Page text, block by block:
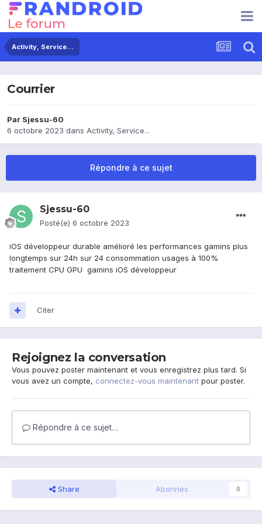
Activity, Service...
Courrier
Par Sjessu-60
6 octobre 2023 dans Activity, Service...
Répondre à ce sujet
Sjessu-60
Posté(e) 6 octobre 2023
iOS développeur durable amélioré les performances gamins plus
longtemps sur 24h sur 24 consommation usages à 100%
traitement CPU GPU gamins iOS développeur
Citer
Rejoignez la conversation
Vous pouvez poster maintenant et vous enregistrez plus tard. Si
vous avez un compte, connectez-vous maintenant pour poster.
Répondre à ce sujet…
Share Abonnés 0